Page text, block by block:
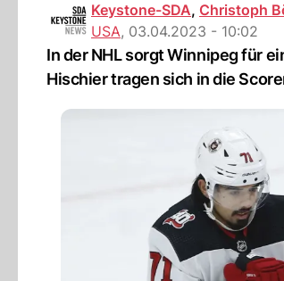
Keystone-SDA, Christoph
USA, 03.04.2023 - 10:02
In der NHL sorgt Winnipeg für
Hischier tragen sich in die